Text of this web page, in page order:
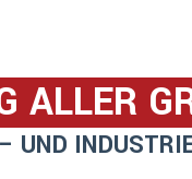
ALLER
UND